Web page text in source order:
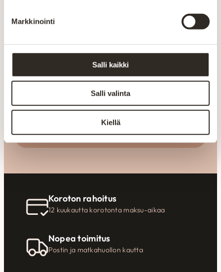
Markkinointi
Salli kaikki
Salli valinta
Kiellä
Inspiraatiota
tilaratkaisuihin
Liity uutiskirjeen tilaajaksi
Liity
Koroton rahoitus
12 kuukautta korotonta maksu-aikaa
Nopea toimitus
Postin ja matkahuollon kautta